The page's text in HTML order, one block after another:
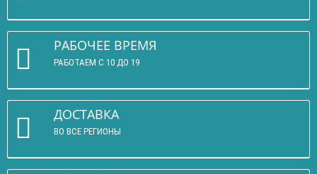
РАБОЧЕЕ ВРЕМЯ
РАБОТАЕМ С 10 ДО 19
ДОСТАВКА
ВО ВСЕ РЕГИОНЫ